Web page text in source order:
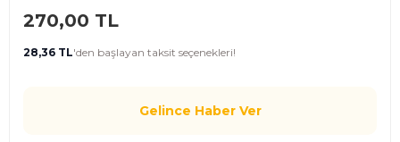
270,00 TL
28,36 TL'den başlayan taksit seçenekleri!
Gelince Haber Ver